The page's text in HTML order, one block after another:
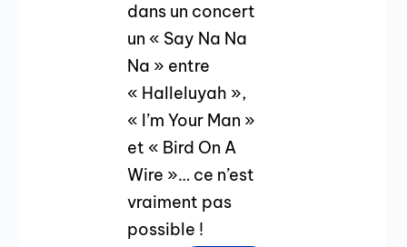
dans un concert
un « Say Na Na
Na » entre
« Halleluyah »,
« I’m Your Man »
et « Bird On A
Wire »… ce n’est
vraiment pas
possible !